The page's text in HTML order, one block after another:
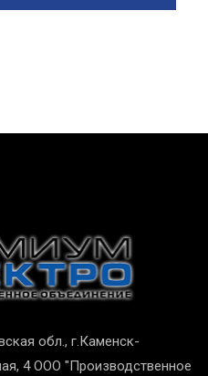
обл., г.Каменск-
4 ООО "Производственное